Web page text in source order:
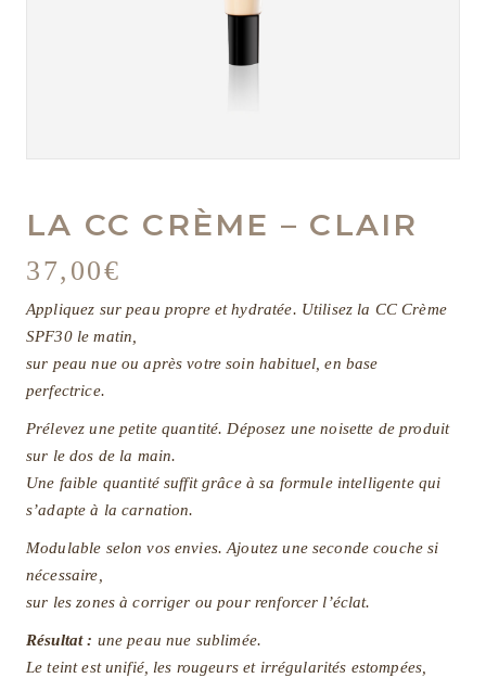
LA CC CRÈME – CLAIR
37,00€
Appliquez sur peau propre et hydratée. Utilisez la CC Crème
SPF30 le matin,
sur peau nue ou après votre soin habituel, en base
perfectrice.
Prélevez une petite quantité. Déposez une noisette de produit
sur le dos de la main.
Une faible quantité suffit grâce à sa formule intelligente qui
s’adapte à la carnation.
Modulable selon vos envies. Ajoutez une seconde couche si
nécessaire,
sur les zones à corriger ou pour renforcer l’éclat.
Résultat : une peau nue sublimée.
Le teint est unifié, les rougeurs et irrégularités estompées,